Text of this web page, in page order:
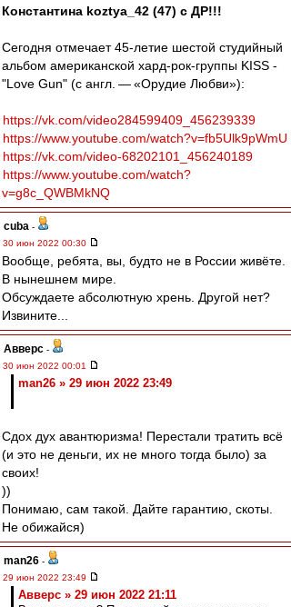
Константина koztya_42 (47) с ДР!!!
Сегодня отмечает 45-летие шестой студийный
альбом американской хард-рок-группы KISS -
"Love Gun" (с англ. — «Орудие Любви»):
https://vk.com/video284599409_456239339
https://www.youtube.com/watch?v=fb5Ulk9pWmU
https://vk.com/video-68202101_456240189
https://www.youtube.com/watch?
v=g8c_QWBMkNQ
cuba -
30 июн 2022 00:30
Вообще, ребята, вы, будто не в России живёте.
В нынешнем мире.
Обсуждаете абсолютную хрень. Другой нет?
Извините...
Авверс -
30 июн 2022 00:01
man26 » 29 июн 2022 23:49
Сдох дух авантюризма! Перестали тратить всё
(и это не деньги, их не много тогда было) за
своих!
))
Понимаю, сам такой. Дайте гарантию, скоты.
Не обижайся)
man26 -
29 июн 2022 23:49
Авверс » 29 июн 2022 21:11